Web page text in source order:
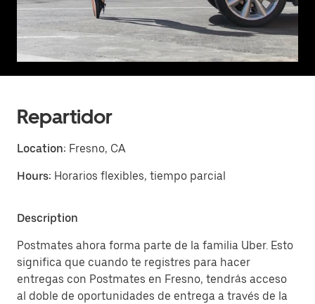
Repartidor
Location: Fresno, CA
Hours: Horarios flexibles, tiempo parcial
Description
Postmates ahora forma parte de la familia Uber. Esto
significa que cuando te registres para hacer
entregas con Postmates en Fresno, tendrás acceso
al doble de oportunidades de entrega a través de la